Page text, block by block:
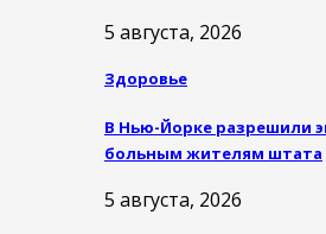
5 августа, 2026
Здоровье
В Нью-Йорке разрешили
больным жителям штата
5 августа, 2026